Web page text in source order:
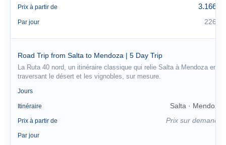
Prix à partir de 3.166 €
Par jour 226 €
Road Trip from Salta to Mendoza | 5 Day Trip
La Ruta 40 nord, un itinéraire classique qui relie Salta à Mendoza en
traversant le désert et les vignobles, sur mesure.
Jours
Itinéraire Salta · Mendoza
Prix à partir de Prix sur demande
Par jour